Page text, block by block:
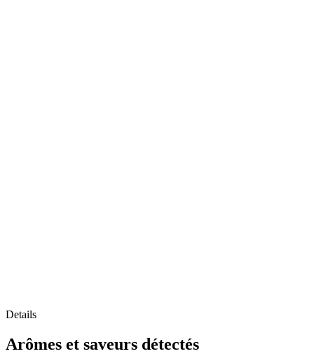
Details
Arômes et saveurs détectés